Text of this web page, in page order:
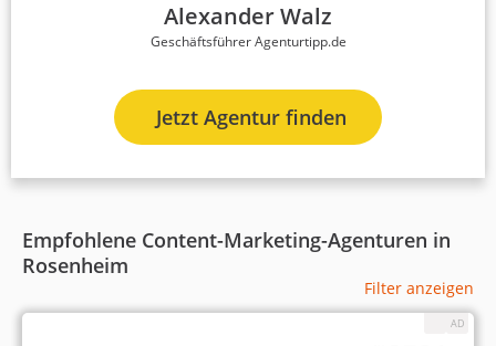
Alexander Walz
Geschäftsführer Agenturtipp.de
Jetzt Agentur finden
Empfohlene Content-Marketing-Agenturen in
Rosenheim
Filter anzeigen